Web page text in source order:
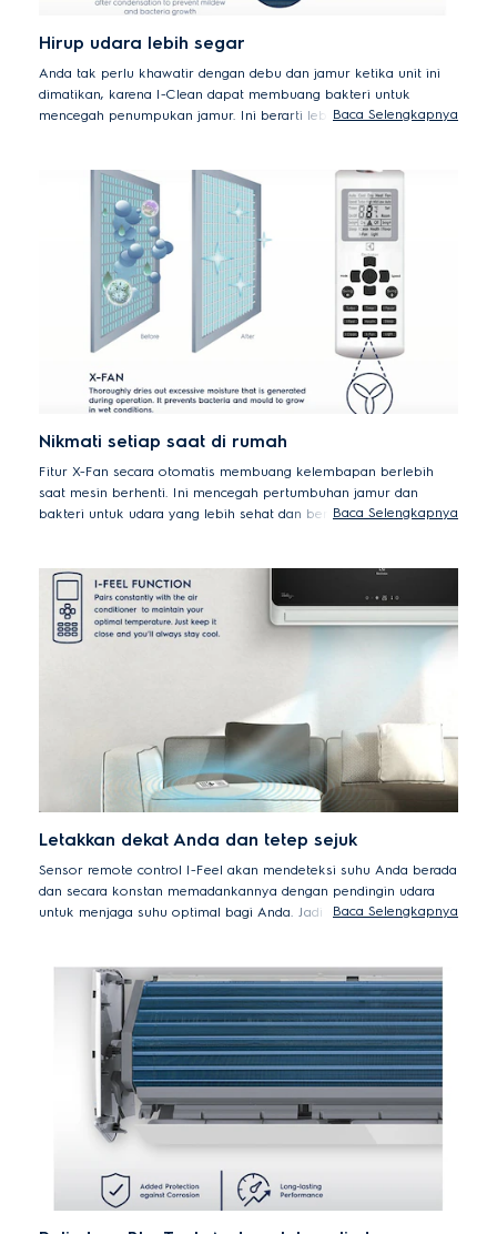
Hirup udara lebih segar
Anda tak perlu khawatir dengan debu dan jamur ketika unit ini
dimatikan, karena I-Clean dapat membuang bakteri untuk
mencegah penumpukan jamur. Ini berarti lebih jarangBaca Selengkapnya
Nikmati setiap saat di rumah
Fitur X-Fan secara otomatis membuang kelembapan berlebih
saat mesin berhenti. Ini mencegah pertumbuhan jamur dan
bakteri untuk udara yang lebih sehat dan bersih, agar Anda
Baca Selengkapnya
Letakkan dekat Anda dan tetep sejuk
Sensor remote control I-Feel akan mendeteksi suhu Anda berada
dan secara konstan memadankannya dengan pendingin udara
untuk menjaga suhu optimal bagi Anda. Jadi letakkan dekat
Baca Selengkapnya